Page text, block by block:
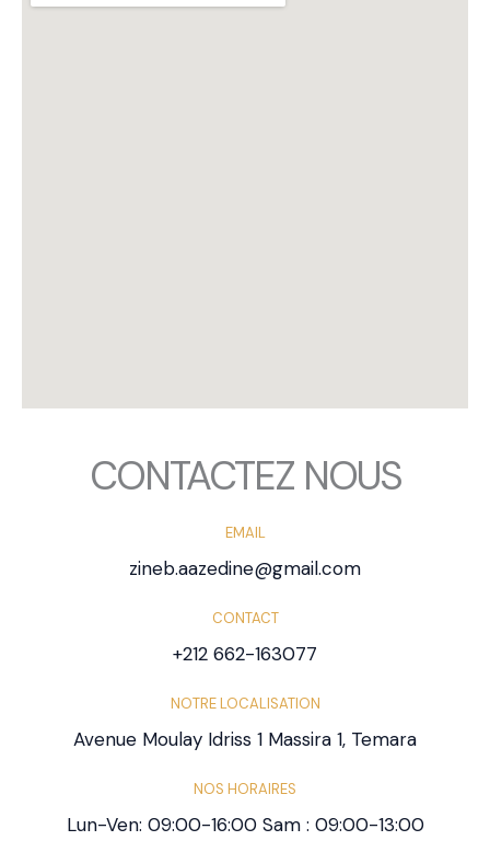
CONTACTEZ NOUS
EMAIL
zineb.aazedine@gmail.com
CONTACT
+212 662-163077
NOTRE LOCALISATION
Avenue Moulay Idriss 1 Massira 1, Temara
NOS HORAIRES
Lun-Ven: 09:00-16:00 Sam : 09:00-13:00